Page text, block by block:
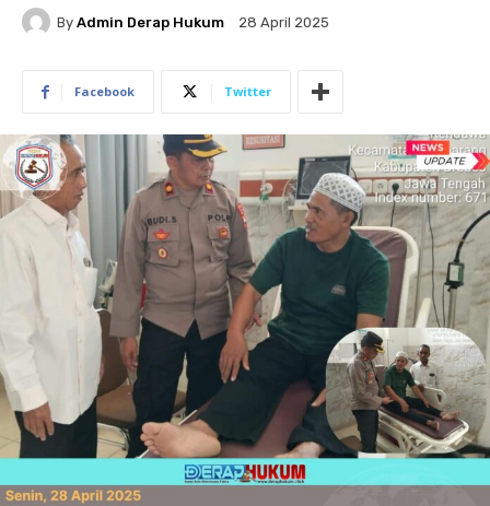
By Admin Derap Hukum 28 April 2025
Facebook Twitter